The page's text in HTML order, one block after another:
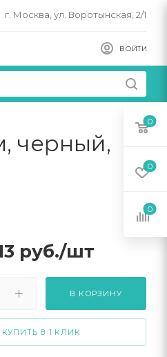
г. Москва, ул. Воротынская, 2/1
ВОЙТИ
черный,
руб./шт
В КОРЗИНУ
КУПИТЬ В 1 КЛИК
0
0
0